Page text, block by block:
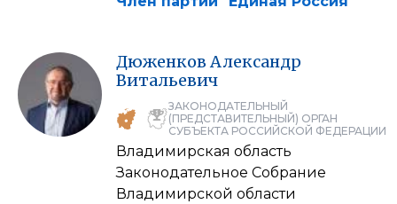
Дюженков Александр
Витальевич
ЗАКОНОДАТЕЛЬНЫЙ
(ПРЕДСТАВИТЕЛЬНЫЙ) ОРГАН
СУБЪЕКТА РОССИЙСКОЙ ФЕДЕРАЦИИ
Владимирская область
Законодательное Собрание
Владимирской области